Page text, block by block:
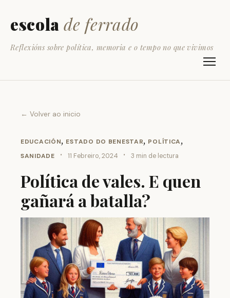
escola de ferrado
Reflexións sobre política, memoria e o tempo no que vivimos
← Volver ao inicio
EDUCACIÓN, ESTADO DO BENESTAR, POLÍTICA,
SANIDADE · 11 Febreiro, 2024 · 3 min de lectura
Política de vales. E quen
gañará a batalla?